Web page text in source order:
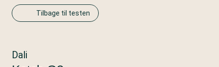
Tilbage til testen
Dali